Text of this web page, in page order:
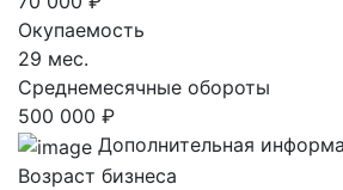
Окупаемость
29 мес.
Среднемесячные обороты
500 000 ₽
Дополнительная
Возраст бизнеса